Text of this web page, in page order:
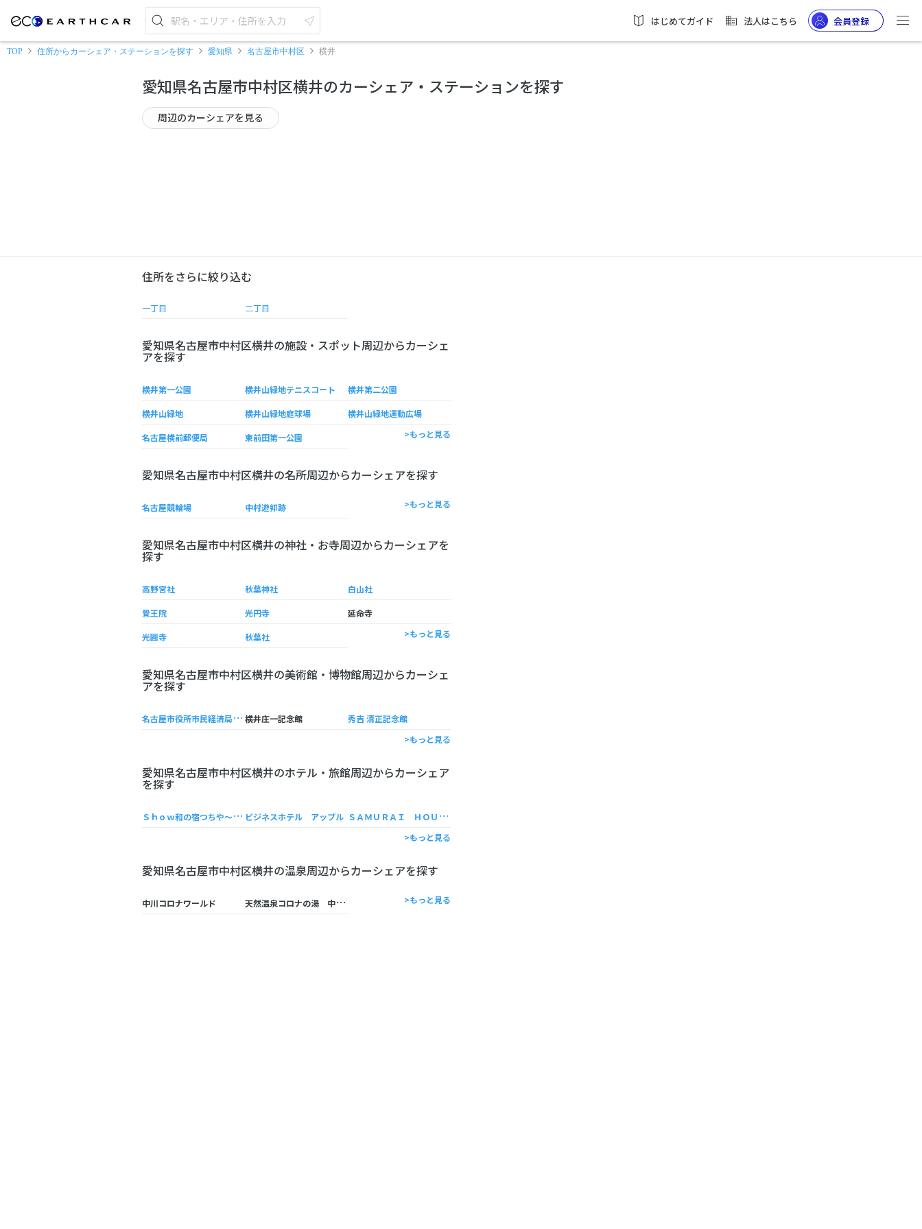
はじめてガイド 法人はこちら 会員登録
TOP 住所からカーシェア・ステーションを探す 愛知県 名古屋市中村区 横井
愛知県名古屋市中村区横井のカーシェア・ステーションを探す
周辺のカーシェアを見る
住所をさらに絞り込む
一丁目 二丁目
愛知県名古屋市中村区横井の施設・スポット周辺からカーシェ
アを探す
横井第一公園 横井山緑地テニスコート 横井第二公園
横井山緑地 横井山緑地庭球場 横井山緑地運動広場
名古屋横前郵便局 東前田第一公園 >もっと見る
愛知県名古屋市中村区横井の名所周辺からカーシェアを探す
名古屋競輪場 中村遊郭跡 >もっと見る
愛知県名古屋市中村区横井の神社・お寺周辺からカーシェアを
探す
高野宮社 秋葉神社 白山社
覺王院 光円寺 延命寺
光圓寺 秋葉社 >もっと見る
愛知県名古屋市中村区横井の美術館・博物館周辺からカーシェ
アを探す
名
古屋市役所市民経済局演劇練習館 横井庄一記念館
秀吉 清正記念館
>もっと見る
愛知県名古屋市中村区横井のホテル・旅館周辺からカーシェア
を探す
Ｓ
ｈｏｗ和の宿つちや〜豊臣の隠れ茶の間〜 ビジネスホテル アップル Ｓ
ＡＭＵＲＡＩ ＨＯＵＳＥ
>もっと見る
愛知県名古屋市中村区横井の温泉周辺からカーシェアを探す
中川コロナワールド 天
然温泉コロナの湯 中川店 >もっと見る